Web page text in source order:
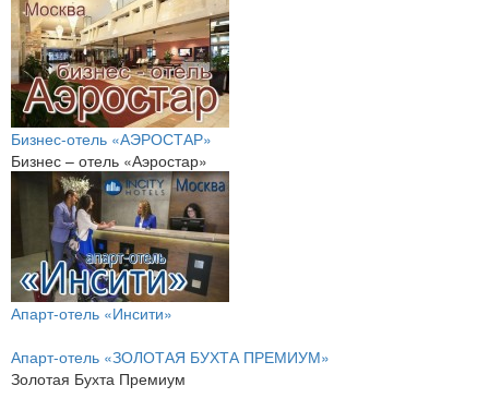
Бизнес-отель «АЭРОСТАР»
Бизнес – отель «Аэростар»
Апарт-отель «Инсити»
Апарт-отель «ЗОЛОТАЯ БУХТА ПРЕМИУМ»
Золотая Бухта Премиум